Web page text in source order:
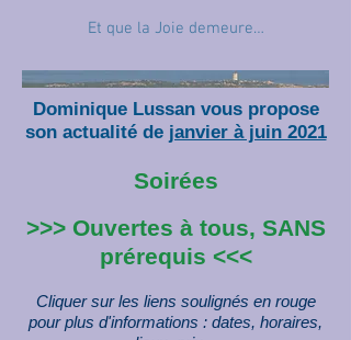
Et que la Joie demeure…
Dominique Lussan vous propose
son actualité de janvier à juin 2021
Soirées
>>> Ouvertes à tous, SANS
prérequis <<<
Cliquer sur les liens soulignés en rouge
pour plus d'informations : dates, horaires,